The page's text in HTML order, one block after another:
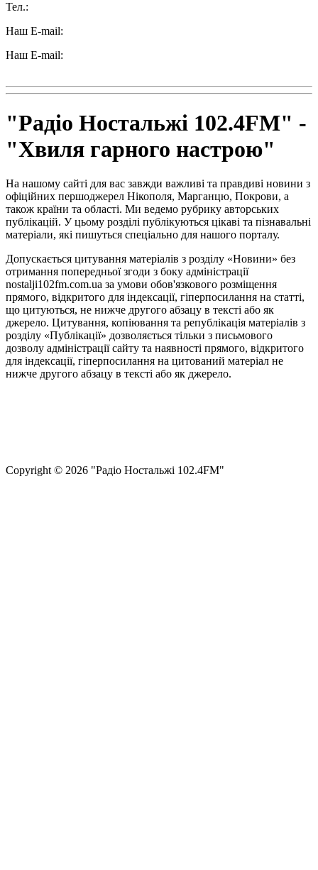
Тел.:
Наш E-mail:
Наш E-mail:
"Радіо Ностальжі 102.4FM" -
"Хвиля гарного настрою"
На нашому сайті для вас завжди важливі та правдиві новини з
офіційних першоджерел Нікополя, Марганцю, Покрови, а
також країни та області. Ми ведемо рубрику авторських
публікацій. У цьому розділі публікуються цікаві та пізнавальні
матеріали, які пишуться спеціально для нашого порталу.
Допускається цитування матеріалів з розділу «Новини» без
отримання попередньої згоди з боку адміністрації
nostalji102fm.com.ua за умови обов'язкового розміщення
прямого, відкритого для індексації, гіперпосилання на статті,
що цитуються, не нижче другого абзацу в тексті або як
джерело. Цитування, копіювання та републікація матеріалів з
розділу «Публікації» дозволяється тільки з письмового
дозволу адміністрації сайту та наявності прямого, відкритого
для індексації, гіперпосилання на цитований матеріал не
нижче другого абзацу в тексті або як джерело.
Сopyright © 2026 "Радіо Ностальжі 102.4FM"